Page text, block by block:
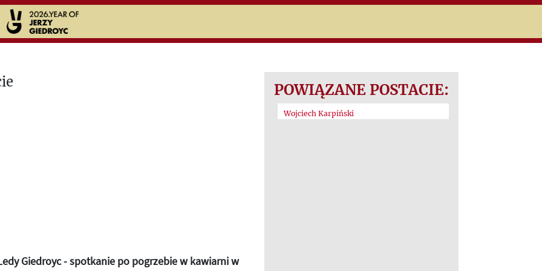
Giedroyc - spotkanie po pogrzebie w kawiarni w
POWIĄZANE POSTACIE:
Wojciech Karpiński